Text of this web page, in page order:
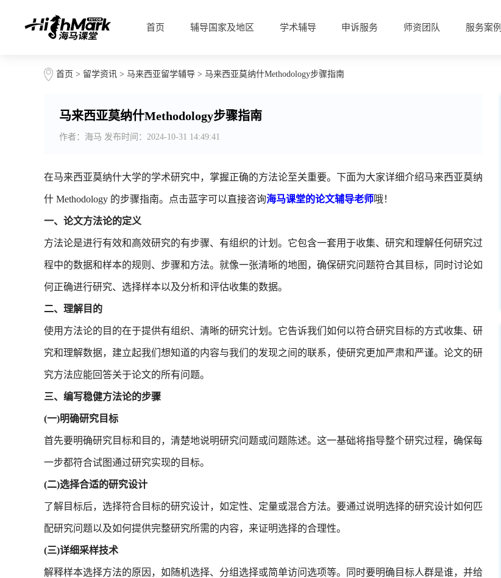
首页 辅导国家及地区 学术辅导 申诉服务 师资团队 服务案例
首页 > 留学资讯 > 马来西亚留学辅导 > 马来西亚莫纳什Methodology步骤指南
马来西亚莫纳什Methodology步骤指南
作者：海马 发布时间：2024-10-31 14:49:41
在马来西亚莫纳什大学的学术研究中，掌握正确的方法论至关重要。下面为大家详细介绍马来西亚莫纳
什 Methodology 的步骤指南。点击蓝字可以直接咨询海马课堂的论文辅导老师哦！
一、论文方法论的定义
方法论是进行有效和高效研究的有步骤、有组织的计划。它包含一套用于收集、研究和理解任何研究过
程中的数据和样本的规则、步骤和方法。就像一张清晰的地图，确保研究问题符合其目标，同时讨论如
何正确进行研究、选择样本以及分析和评估收集的数据。
二、理解目的
使用方法论的目的在于提供有组织、清晰的研究计划。它告诉我们如何以符合研究目标的方式收集、研
究和理解数据，建立起我们想知道的内容与我们的发现之间的联系，使研究更加严肃和严谨。论文的研
究方法应能回答关于论文的所有问题。
三、编写稳健方法论的步骤
(一)明确研究目标
首先要明确研究目标和目的，清楚地说明研究问题或问题陈述。这一基础将指导整个研究过程，确保每
一步都符合试图通过研究实现的目标。
(二)选择合适的研究设计
了解目标后，选择符合目标的研究设计，如定性、定量或混合方法。要通过说明选择的研究设计如何匹
配研究问题以及如何提供完整研究所需的内容，来证明选择的合理性。
(三)详细采样技术
解释样本选择方法的原因，如随机选择、分组选择或简单访问选项等。同时要明确目标人群是谁，并给